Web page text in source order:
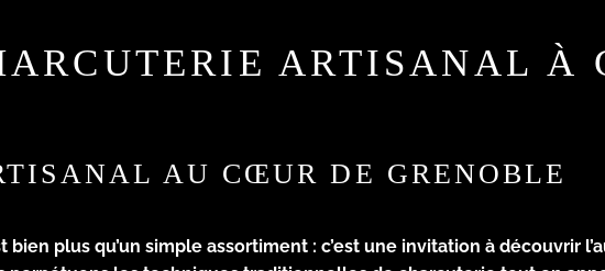
ARTISANAL À
AU CŒUR DE GRENOBLE
bien plus qu’un simple assortiment : c’est une invitation à découvrir